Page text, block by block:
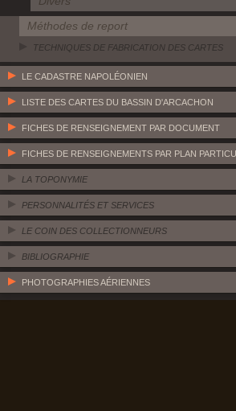
Méthodes de report
TECHNIQUES DE FABRICATION DES CARTES
LE CADASTRE NAPOLÉONIEN
LISTE DES CARTES DU BASSIN D'ARCACHON
FICHES DE RENSEIGNEMENT PAR DOCUMENT
FICHES DE RENSEIGNEMENTS PAR PLAN
LA TOPONYMIE
PERSONNALITÉS ET SERVICES
LE COIN DES COLLECTIONNEURS
BIBLIOGRAPHIE
PHOTOGRAPHIES AÉRIENNES